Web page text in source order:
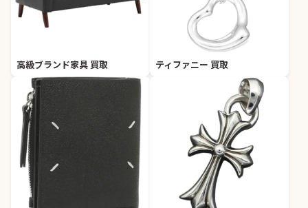
高級ブランド家具 買取 ティファニー 買取